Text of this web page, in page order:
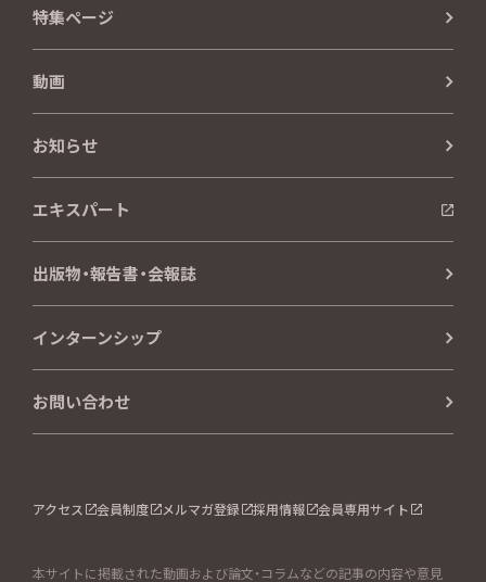
特集ページ
動画
お知らせ
エキスパート
出版物・報告書・会報誌
インターンシップ
お問い合わせ
アクセス 会員制度 メルマガ登録 採用情報 会員専用サイト
本サイトに掲載された動画および論文・コラムなどの記事の内容や意見